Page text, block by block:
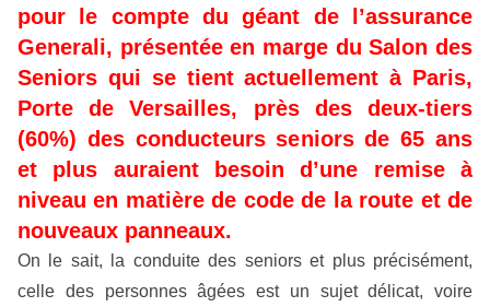
pour le compte du géant de l’assurance
Generali, présentée en marge du Salon des
Seniors qui se tient actuellement à Paris,
Porte de Versailles, près des deux-tiers
(60%) des conducteurs seniors de 65 ans
et plus auraient besoin d’une remise à
niveau en matière de code de la route et de
nouveaux panneaux.
On le sait, la conduite des seniors et plus précisément,
celle des personnes âgées est un sujet délicat, voire